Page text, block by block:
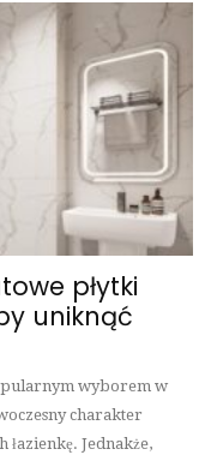
płytki
uniknąć
wyborem w
charakter
Jednakże,